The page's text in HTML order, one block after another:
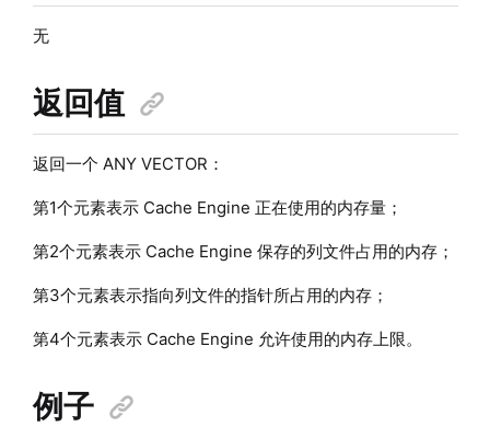
无
返回值
返回一个 ANY VECTOR：
第1个元素表示 Cache Engine 正在使用的内存量；
第2个元素表示 Cache Engine 保存的列文件占用的内存；
第3个元素表示指向列文件的指针所占用的内存；
第4个元素表示 Cache Engine 允许使用的内存上限。
例子